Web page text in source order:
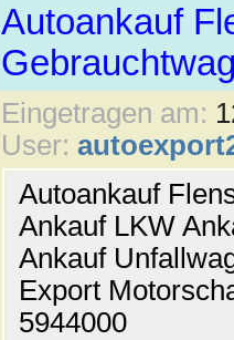
Autoankauf
Eingetragen am:
User:
Autoankauf
Ankauf LKW
Ankauf
Export
5944000